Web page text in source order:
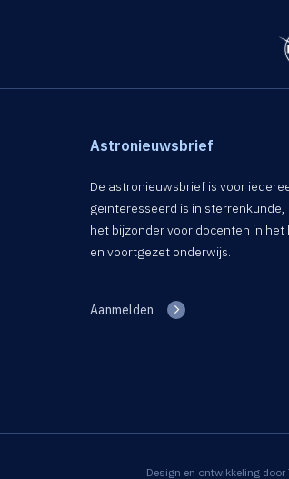
Astronieuwsbrief
De astronieuwsbrief is voor
geïnteresseerd is in sterrenkunde,
het bijzonder voor docenten in het
en voortgezet onderwijs.
Aanmelden
Design en ontwikkeling door